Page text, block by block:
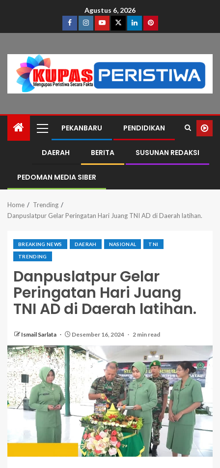
Agustus 6, 2026
PEKANBARU PENDIDIKAN
DAERAH BERITA SUSUNAN REDAKSI
PEDOMAN MEDIA SIBER
Home
Trending
Danpuslatpur Gelar Peringatan Hari Juang TNI AD di Daerah latihan.
BREAKING NEWS DAERAH NASIONAL TNI
TRENDING
Danpuslatpur Gelar
Peringatan Hari Juang
TNI AD di Daerah latihan.
Ismail Sarlata Desember 16, 2024 2 min read